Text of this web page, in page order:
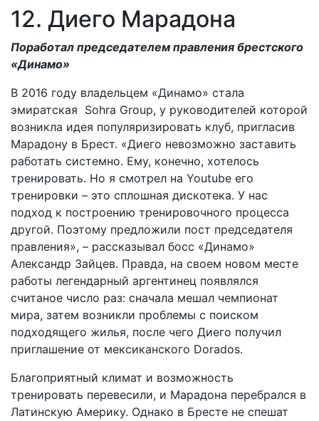
12. Диего Марадона
Поработал председателем правления брестского
«Динамо»
В 2016 году владельцем «Динамо» стала
эмиратская Sohra Group, у руководителей которой
возникла идея популяризировать клуб, пригласив
Марадону в Брест. «Диего невозможно заставить
работать системно. Ему, конечно, хотелось
тренировать. Но я смотрел на Youtube его
тренировки – это сплошная дискотека. У нас
подход к построению тренировочного процесса
другой. Поэтому предложили пост председателя
правления», – рассказывал босс «Динамо»
Александр Зайцев. Правда, на своем новом месте
работы легендарный аргентинец появлялся
считаное число раз: сначала мешал чемпионат
мира, затем возникли проблемы с поиском
подходящего жилья, после чего Диего получил
приглашение от мексиканского Dorados.
Благоприятный климат и возможность
тренировать перевесили, и Марадона перебрался в
Латинскую Америку. Однако в Бресте не спешат